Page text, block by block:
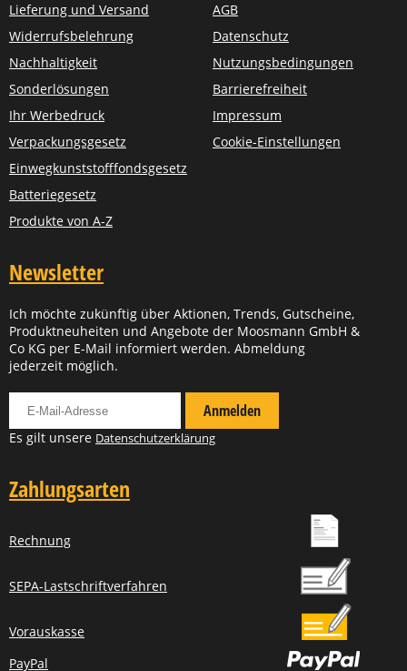
Lieferung und Versand
Widerrufsbelehrung
Nachhaltigkeit
Sonderlösungen
Ihr Werbedruck
Verpackungsgesetz
Einwegkunststofffondsgesetz
Batteriegesetz
Produkte von A-Z
AGB
Datenschutz
Nutzungsbedingungen
Barrierefreiheit
Impressum
Cookie-Einstellungen
Newsletter
Ich möchte zukünftig über Aktionen, Trends, Gutscheine,
Produktneuheiten und Angebote der Moosmann GmbH &
Co KG per E-Mail informiert werden. Abmeldung
jederzeit möglich.
Anmelden
Es gilt unsere Datenschutzerklärung
Zahlungsarten
Rechnung
SEPA-Lastschriftverfahren
Vorauskasse
PayPal